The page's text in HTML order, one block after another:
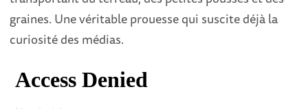
graines. Une véritable prouesse qui suscite déjà la
curiosité des médias.